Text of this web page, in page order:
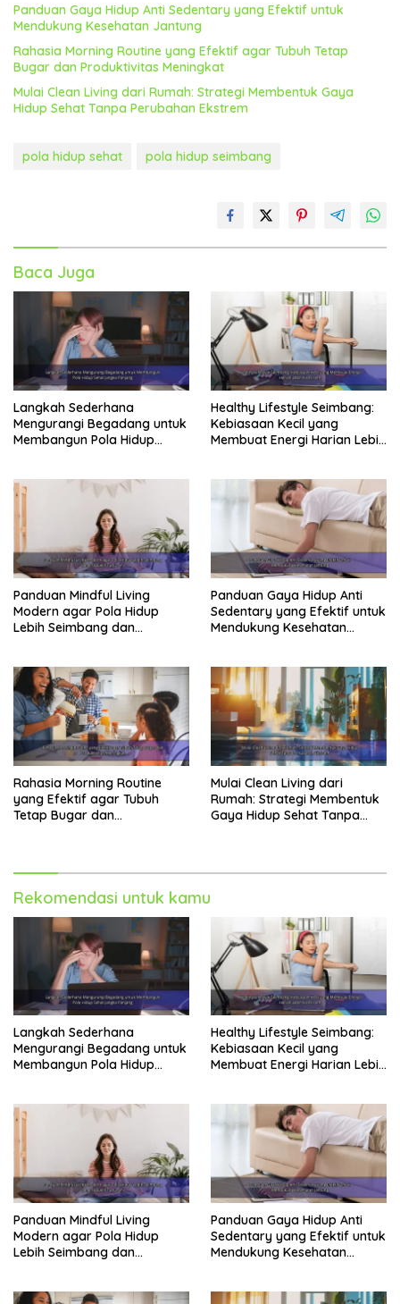
Panduan Gaya Hidup Anti Sedentary yang Efektif untuk
Mendukung Kesehatan Jantung
Rahasia Morning Routine yang Efektif agar Tubuh Tetap
Bugar dan Produktivitas Meningkat
Mulai Clean Living dari Rumah: Strategi Membentuk Gaya
Hidup Sehat Tanpa Perubahan Ekstrem
pola hidup sehat pola hidup seimbang
Baca Juga
Langkah Sederhana
Mengurangi Begadang untuk
Membangun Pola Hidup
Healthy Lifestyle Seimbang:
Kebiasaan Kecil yang
Membuat Energi Harian Lebih
Panduan Mindful Living
Modern agar Pola Hidup
Lebih Seimbang dan
Panduan Gaya Hidup Anti
Sedentary yang Efektif untuk
Mendukung Kesehatan
Rahasia Morning Routine
yang Efektif agar Tubuh
Tetap Bugar dan
Mulai Clean Living dari
Rumah: Strategi Membentuk
Gaya Hidup Sehat Tanpa
Rekomendasi untuk kamu
Langkah Sederhana
Mengurangi Begadang untuk
Membangun Pola Hidup
Healthy Lifestyle Seimbang:
Kebiasaan Kecil yang
Membuat Energi Harian Lebih
Panduan Mindful Living
Modern agar Pola Hidup
Lebih Seimbang dan
Panduan Gaya Hidup Anti
Sedentary yang Efektif untuk
Mendukung Kesehatan